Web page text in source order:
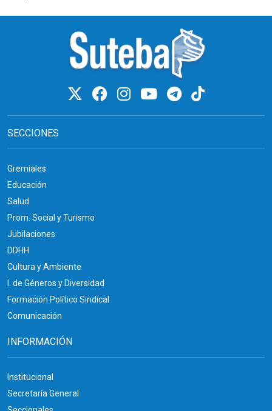
SECCIONES
Gremiales
Educación
Salud
Prom. Social y Turismo
Jubilaciones
DDHH
Cultura y Ambiente
I. de Géneros y Diversidad
Formación Político Sindical
Comunicación
INFORMACIÓN
Institucional
Secretaría General